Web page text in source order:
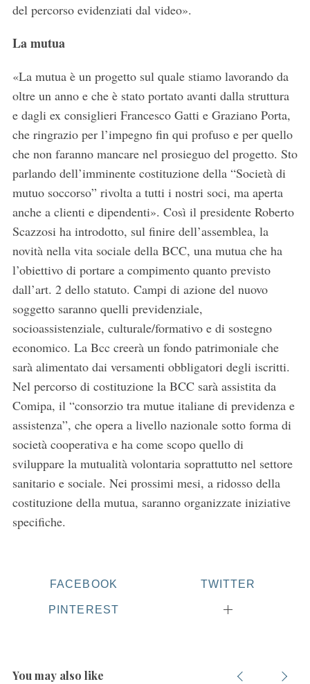
del percorso evidenziati dal video».
La mutua
«La mutua è un progetto sul quale stiamo lavorando da
oltre un anno e che è stato portato avanti dalla struttura
e dagli ex consiglieri Francesco Gatti e Graziano Porta,
che ringrazio per l’impegno fin qui profuso e per quello
che non faranno mancare nel prosieguo del progetto. Sto
parlando dell’imminente costituzione della “Società di
mutuo soccorso” rivolta a tutti i nostri soci, ma aperta
anche a clienti e dipendenti». Così il presidente Roberto
Scazzosi ha introdotto, sul finire dell’assemblea, la
novità nella vita sociale della BCC, una mutua che ha
l’obiettivo di portare a compimento quanto previsto
dall’art. 2 dello statuto. Campi di azione del nuovo
soggetto saranno quelli previdenziale,
socioassistenziale, culturale/formativo e di sostegno
economico. La Bcc creerà un fondo patrimoniale che
sarà alimentato dai versamenti obbligatori degli iscritti.
Nel percorso di costituzione la BCC sarà assistita da
Comipa, il “consorzio tra mutue italiane di previdenza e
assistenza”, che opera a livello nazionale sotto forma di
società cooperativa e ha come scopo quello di
sviluppare la mutualità volontaria soprattutto nel settore
sanitario e sociale. Nei prossimi mesi, a ridosso della
costituzione della mutua, saranno organizzate iniziative
specifiche.
FACEBOOK TWITTER
PINTEREST
You may also like
e
a
r
c
o
r
: